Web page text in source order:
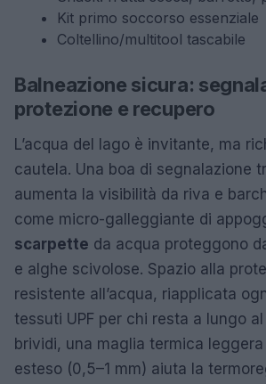
Kit primo soccorso essenziale
Coltellino/multitool tascabile
Balneazione sicura:
protezione e recupero
L’acqua del lago è invitante, ma
cautela. Una boa di segnalazione
aumenta la visibilità da riva e
come micro-galleggiante di
scarpette da acqua proteggono
e alghe scivolose. Spazio alla
resistente all’acqua, riapplicata
tessuti UPF per chi resta a lungo
brividi, una maglia termica
esteso (0,5–1 mm) aiuta la